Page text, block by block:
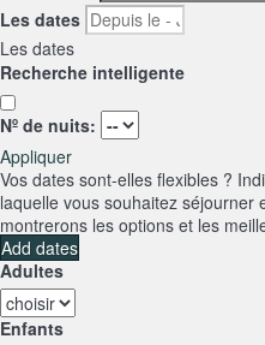
Les dates
Les dates
Recherche intelligente
Nº de nuits:
Appliquer
Vos dates sont-elles flexibles ?
laquelle vous souhaitez
montrerons les options et les
Add dates
Adultes
Enfants